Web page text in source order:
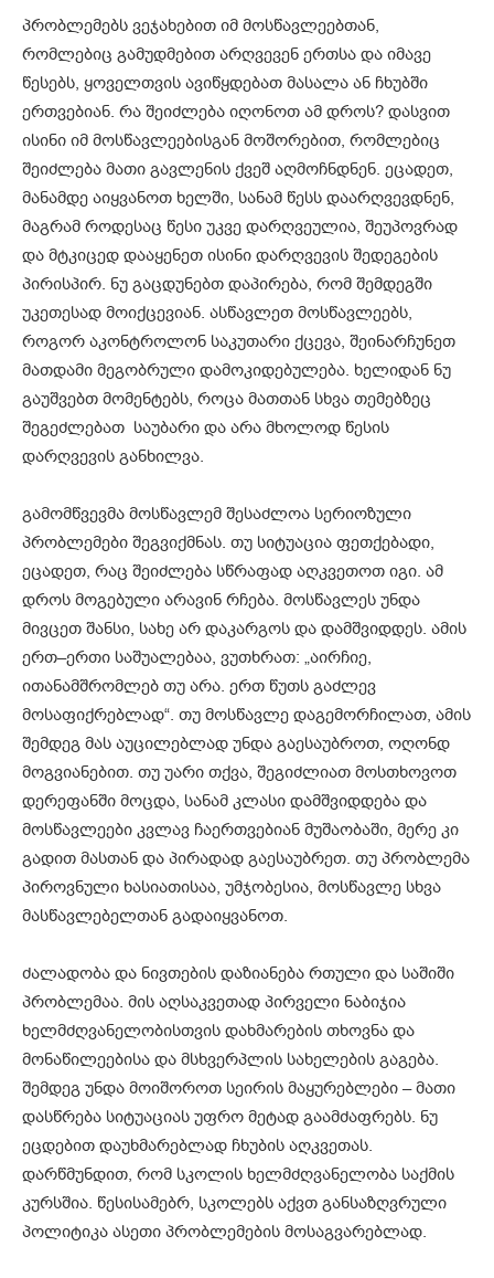
პრობლემებს ვეჯახებით იმ მოსწავლეებთან,
რომლებიც გამუდმებით არღვევენ ერთსა და იმავე
წესებს, ყოველთვის ავიწყდებათ მასალა ან ჩხუბში
ერთვებიან. რა შეიძლება იღონოთ ამ დროს? დასვით
ისინი იმ მოსწავლეებისგან მოშორებით, რომლებიც
შეიძლება მათი გავლენის ქვეშ აღმოჩნდნენ. ეცადეთ,
მანამდე აიყვანოთ ხელში, სანამ წესს დაარღვევდნენ,
მაგრამ როდესაც წესი უკვე დარღვეულია, შეუპოვრად
და მტკიცედ დააყენეთ ისინი დარღვევის შედეგების
პირისპირ. ნუ გაცდუნებთ დაპირება, რომ შემდეგში
უკეთესად მოიქცევიან. ასწავლეთ მოსწავლეებს,
როგორ აკონტროლონ საკუთარი ქცევა, შეინარჩუნეთ
მათდამი მეგობრული დამოკიდებულება. ხელიდან ნუ
გაუშვებთ მომენტებს, როცა მათთან სხვა თემებზეც
შეგეძლებათ საუბარი და არა მხოლოდ წესის
დარღვევის განხილვა.
გამომწვევმა მოსწავლემ შესაძლოა სერიოზული
პრობლემები შეგვიქმნას. თუ სიტუაცია ფეთქებადი,
ეცადეთ, რაც შეიძლება სწრაფად აღკვეთოთ იგი. ამ
დროს მოგებული არავინ რჩება. მოსწავლეს უნდა
მივცეთ შანსი, სახე არ დაკარგოს და დამშვიდდეს. ამის
ერთ–ერთი საშუალებაა, ვუთხრათ: „აირჩიე,
ითანამშრომლებ თუ არა. ერთ წუთს გაძლევ
მოსაფიქრებლად“. თუ მოსწავლე დაგემორჩილათ, ამის
შემდეგ მას აუცილებლად უნდა გაესაუბროთ, ოღონდ
მოგვიანებით. თუ უარი თქვა, შეგიძლიათ მოსთხოვოთ
დერეფანში მოცდა, სანამ კლასი დამშვიდდება და
მოსწავლეები კვლავ ჩაერთვებიან მუშაობაში, მერე კი
გადით მასთან და პირადად გაესაუბრეთ. თუ პრობლემა
პიროვნული ხასიათისაა, უმჯობესია, მოსწავლე სხვა
მასწავლებელთან გადაიყვანოთ.
ძალადობა და ნივთების დაზიანება რთული და საშიში
პრობლემაა. მის აღსაკვეთად პირველი ნაბიჯია
ხელმძღვანელობისთვის დახმარების თხოვნა და
მონაწილეებისა და მსხვერპლის სახელების გაგება.
შემდეგ უნდა მოიშოროთ სეირის მაყურებლები – მათი
დასწრება სიტუაციას უფრო მეტად გაამძაფრებს. ნუ
ეცდებით დაუხმარებლად ჩხუბის აღკვეთას.
დარწმუნდით, რომ სკოლის ხელმძღვანელობა საქმის
კურსშია. წესისამებრ, სკოლებს აქვთ განსაზღვრული
პოლიტიკა ასეთი პრობლემების მოსაგვარებლად.